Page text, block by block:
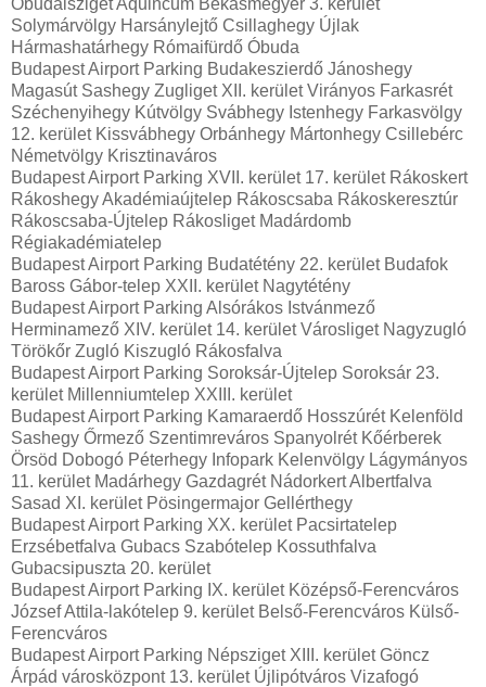
Solymárvölgy Harsánylejtő Csillaghegy Újlak
Hármashatárhegy Rómaifürdő Óbuda
Budapest Airport Parking Budakeszierdő Jánoshegy
Magasút Sashegy Zugliget XII. kerület Virányos Farkasrét
Széchenyihegy Kútvölgy Svábhegy Istenhegy Farkasvölgy
12. kerület Kissvábhegy Orbánhegy Mártonhegy Csillebérc
Németvölgy Krisztinaváros
Budapest Airport Parking XVII. kerület 17. kerület Rákoskert
Rákoshegy Akadémiaújtelep Rákoscsaba Rákoskeresztúr
Rákoscsaba-Újtelep Rákosliget Madárdomb
Régiakadémiatelep
Budapest Airport Parking Budatétény 22. kerület Budafok
Baross Gábor-telep XXII. kerület Nagytétény
Budapest Airport Parking Alsórákos Istvánmező
Herminamező XIV. kerület 14. kerület Városliget Nagyzugló
Törökőr Zugló Kiszugló Rákosfalva
Budapest Airport Parking Soroksár-Újtelep Soroksár 23.
kerület Millenniumtelep XXIII. kerület
Budapest Airport Parking Kamaraerdő Hosszúrét Kelenföld
Sashegy Őrmező Szentimreváros Spanyolrét Kőérberek
Örsöd Dobogó Péterhegy Infopark Kelenvölgy Lágymányos
11. kerület Madárhegy Gazdagrét Nádorkert Albertfalva
Sasad XI. kerület Pösingermajor Gellérthegy
Budapest Airport Parking XX. kerület Pacsirtatelep
Erzsébetfalva Gubacs Szabótelep Kossuthfalva
Gubacsipuszta 20. kerület
Budapest Airport Parking IX. kerület Középső-Ferencváros
József Attila-lakótelep 9. kerület Belső-Ferencváros Külső-
Ferencváros
Budapest Airport Parking Népsziget XIII. kerület Göncz
Árpád városközpont 13. kerület Újlipótváros Vizafogó